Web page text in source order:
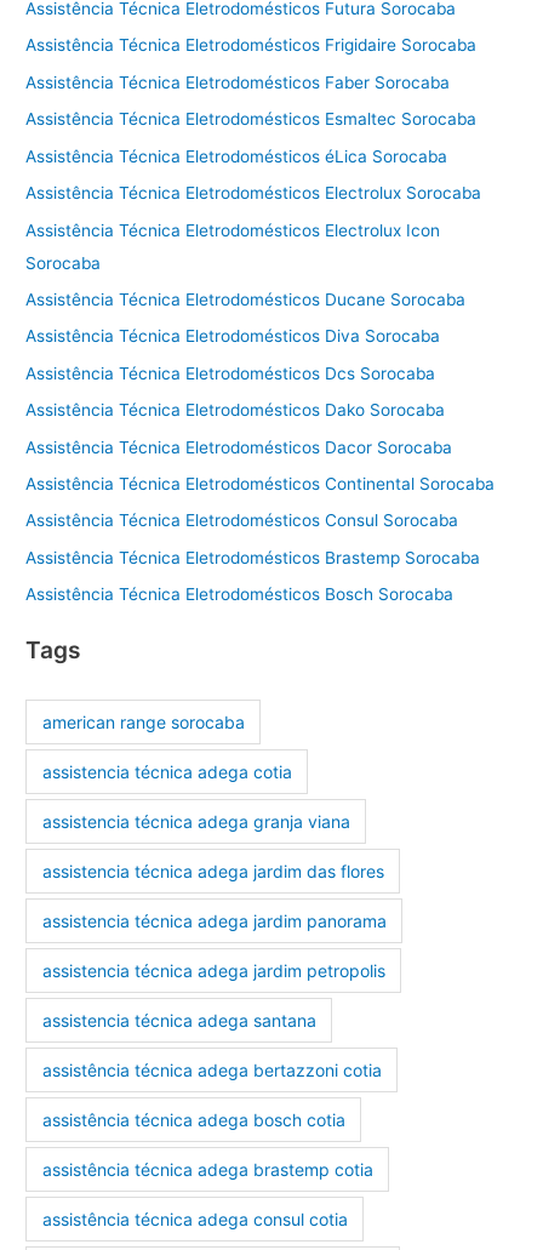
Assistência Técnica Eletrodomésticos Futura Sorocaba
Assistência Técnica Eletrodomésticos Frigidaire Sorocaba
Assistência Técnica Eletrodomésticos Faber Sorocaba
Assistência Técnica Eletrodomésticos Esmaltec Sorocaba
Assistência Técnica Eletrodomésticos éLica Sorocaba
Assistência Técnica Eletrodomésticos Electrolux Sorocaba
Assistência Técnica Eletrodomésticos Electrolux Icon
Sorocaba
Assistência Técnica Eletrodomésticos Ducane Sorocaba
Assistência Técnica Eletrodomésticos Diva Sorocaba
Assistência Técnica Eletrodomésticos Dcs Sorocaba
Assistência Técnica Eletrodomésticos Dako Sorocaba
Assistência Técnica Eletrodomésticos Dacor Sorocaba
Assistência Técnica Eletrodomésticos Continental Sorocaba
Assistência Técnica Eletrodomésticos Consul Sorocaba
Assistência Técnica Eletrodomésticos Brastemp Sorocaba
Assistência Técnica Eletrodomésticos Bosch Sorocaba
Tags
american range sorocaba
assistencia técnica adega cotia
assistencia técnica adega granja viana
assistencia técnica adega jardim das flores
assistencia técnica adega jardim panorama
assistencia técnica adega jardim petropolis
assistencia técnica adega santana
assistência técnica adega bertazzoni cotia
assistência técnica adega bosch cotia
assistência técnica adega brastemp cotia
assistência técnica adega consul cotia